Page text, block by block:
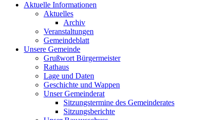
Aktuelle Informationen
Aktuelles
Archiv
Veranstaltungen
Gemeindeblatt
Unsere Gemeinde
Grußwort Bürgermeister
Rathaus
Lage und Daten
Geschichte und Wappen
Unser Gemeinderat
Sitzungstermine des Gemeinderates
Sitzungsberichte